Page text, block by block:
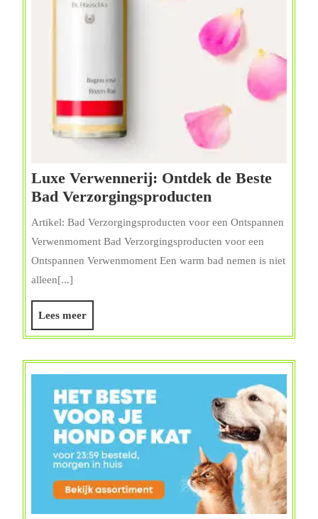
Luxe Verwennerij: Ontdek de Beste
Bad Verzorgingsproducten
Verwennerij:
Ontdek
de
Beste
Artikel: Bad Verzorgingsproducten voor een Ontspannen
Verwenmoment Bad Verzorgingsproducten voor een
Ontspannen Verwenmoment Een warm bad nemen is niet
alleen[...]
Lees meerLees
meer